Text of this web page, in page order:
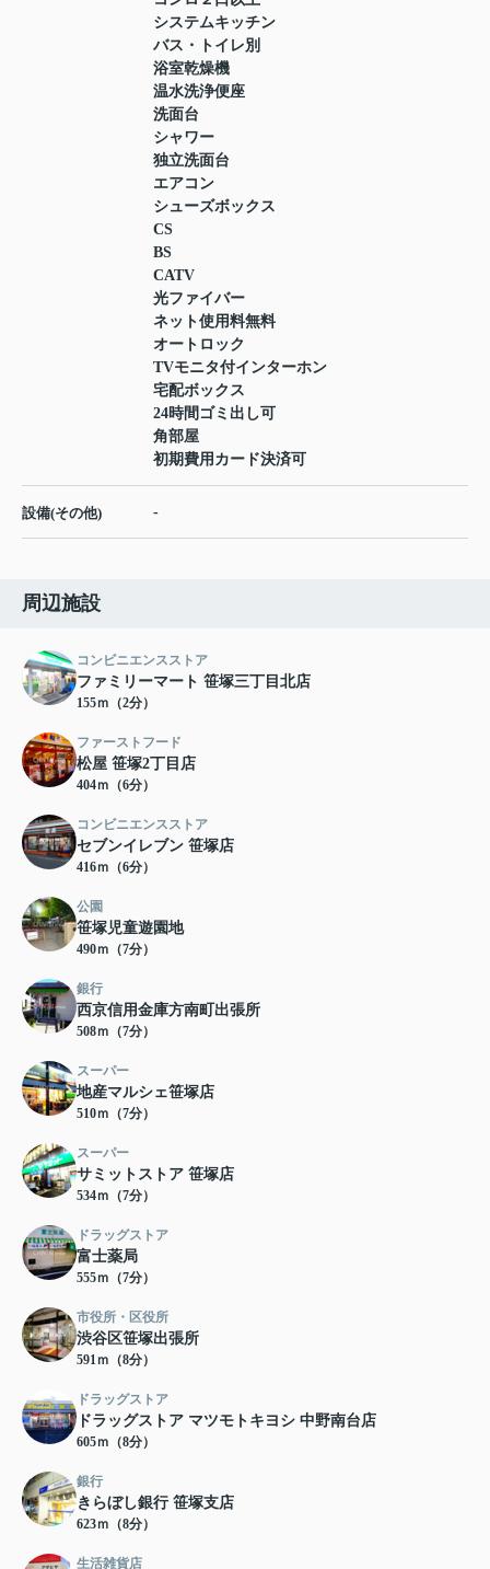
システムキッチン
バス・トイレ別
浴室乾燥機
温水洗浄便座
洗面台
シャワー
独立洗面台
エアコン
シューズボックス
CS
BS
CATV
光ファイバー
ネット使用料無料
オートロック
TVモニタ付インターホン
宅配ボックス
24時間ゴミ出し可
角部屋
初期費用カード決済可
設備(その他) -
周辺施設
コンビニエンスストア
ファミリーマート 笹塚三丁目北店
155ｍ（2分）
ファーストフード
松屋 笹塚2丁目店
404ｍ（6分）
コンビニエンスストア
セブンイレブン 笹塚店
416ｍ（6分）
公園
笹塚児童遊園地
490ｍ（7分）
銀行
西京信用金庫方南町出張所
508ｍ（7分）
スーパー
地産マルシェ笹塚店
510ｍ（7分）
スーパー
サミットストア 笹塚店
534ｍ（7分）
ドラッグストア
富士薬局
555ｍ（7分）
市役所・区役所
渋谷区笹塚出張所
591ｍ（8分）
ドラッグストア
ドラッグストア マツモトキヨシ 中野南台店
605ｍ（8分）
銀行
きらぼし銀行 笹塚支店
623ｍ（8分）
生活雑貨店